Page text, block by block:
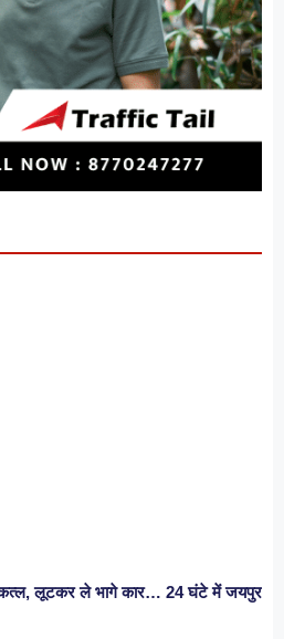
लूटकर ले भागे कार… 24 घंटे में जयपुर